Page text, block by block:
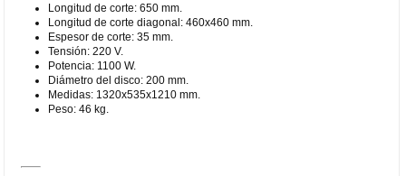
Longitud de corte: 650 mm.
Longitud de corte diagonal: 460x460 mm.
Espesor de corte: 35 mm.
Tensión: 220 V.
Potencia: 1100 W.
Diámetro del disco: 200 mm.
Medidas: 1320x535x1210 mm.
Peso: 46 kg.